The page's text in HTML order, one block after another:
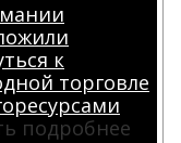
к
торговле
подробнее